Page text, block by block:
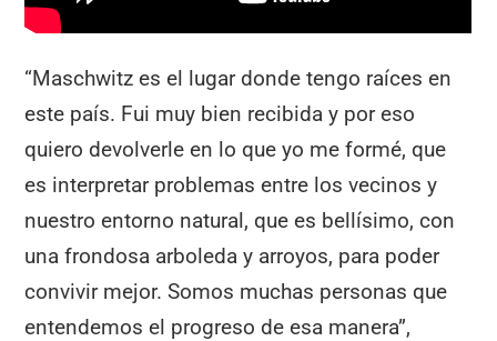
“Maschwitz es el lugar donde tengo raíces en
este país. Fui muy bien recibida y por eso
quiero devolverle en lo que yo me formé, que
es interpretar problemas entre los vecinos y
nuestro entorno natural, que es bellísimo, con
una frondosa arboleda y arroyos, para poder
convivir mejor. Somos muchas personas que
entendemos el progreso de esa manera”,